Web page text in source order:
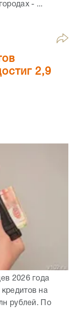
- ...
2,9
2026 года
на
рублей. По